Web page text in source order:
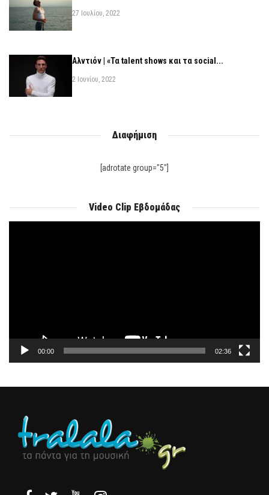
27 Ιουλίου, 2022
Αλντιόν | «Τα talent shows και τα social...
2 Ιουνίου, 2022
Διαφήμιση
[adrotate group="5"]
Video Clip Εβδομάδας
00:00 02:36